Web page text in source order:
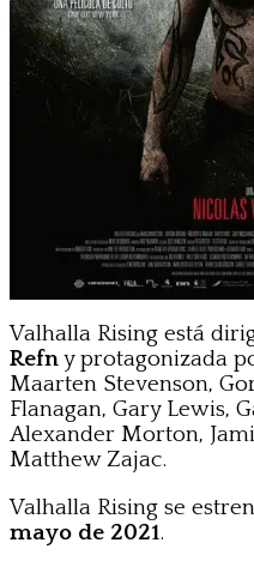
Valhalla Rising está
Refny protagonizada
Maarten Stevenson,
Flanagan, Gary Lewis,
Alexander Morton,
Matthew Zajac.
Valhalla Rising se
mayo de 2021.